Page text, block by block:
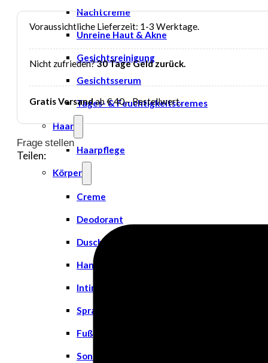
Nachtcreme
Unreine Haut & Akne
Gesichtsreinigung
Gesichtsserum
Tages- & Feuchtigkeitscremes
Haar
Haarpflege
Körper
Creme
Deodorant
Duschgel
Handpflege
Intimpflege
Spray
Fußpflege
Sonnenschutz
Voraussichtliche Lieferzeit: 1-3 Werktage.
Nicht zufrieden?30 Tage Geld zurück.
Gratis Versandab € 40,– Bestellwert.
Frage stellen
Teilen: